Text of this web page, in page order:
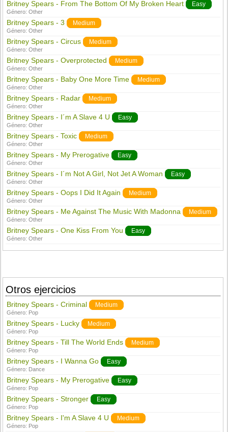
Britney Spears - From The Bottom Of My Broken Heart Easy
Género:Other
Britney Spears - 3 Medium
Género:Other
Britney Spears - Circus Medium
Género:Other
Britney Spears - Overprotected Medium
Género:Other
Britney Spears - Baby One More Time Medium
Género:Other
Britney Spears - Radar Medium
Género:Other
Britney Spears - I´m A Slave 4 U Easy
Género:Other
Britney Spears - Toxic Medium
Género:Other
Britney Spears - My Prerogative Easy
Género:Other
Britney Spears - I´m Not A Girl, Not Jet A Woman Easy
Género:Other
Britney Spears - Oops I Did It Again Medium
Género:Other
Britney Spears - Me Against The Music With Madonna Medium
Género:Other
Britney Spears - One Kiss From You Easy
Género:Other
Otros ejercicios
Britney Spears - Criminal Medium
Género: Pop
Britney Spears - Lucky Medium
Género: Pop
Britney Spears - Till The World Ends Medium
Género: Pop
Britney Spears - I Wanna Go Easy
Género: Dance
Britney Spears - My Prerogative Easy
Género: Pop
Britney Spears - Stronger Easy
Género: Pop
Britney Spears - I'm A Slave 4 U Medium
Género: Pop